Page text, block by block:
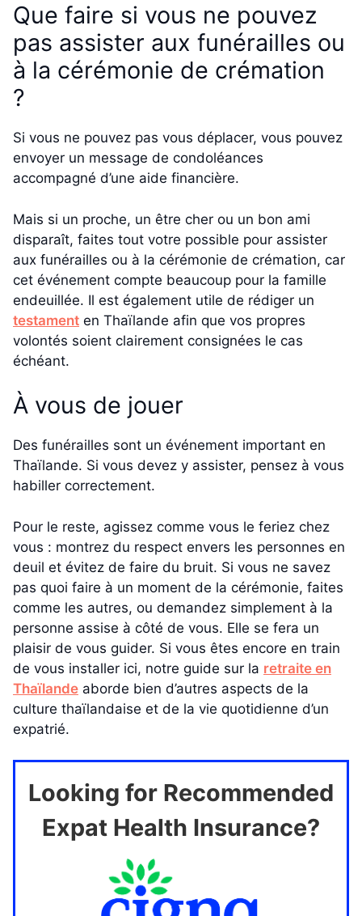
Que faire si vous ne pouvez
pas assister aux funérailles ou
à la cérémonie de crémation
?
Si vous ne pouvez pas vous déplacer, vous pouvez
envoyer un message de condoléances
accompagné d’une aide financière.
Mais si un proche, un être cher ou un bon ami
disparaît, faites tout votre possible pour assister
aux funérailles ou à la cérémonie de crémation, car
cet événement compte beaucoup pour la famille
endeuillée. Il est également utile de rédiger un
testament en Thaïlande afin que vos propres
volontés soient clairement consignées le cas
échéant.
À vous de jouer
Des funérailles sont un événement important en
Thaïlande. Si vous devez y assister, pensez à vous
habiller correctement.
Pour le reste, agissez comme vous le feriez chez
vous : montrez du respect envers les personnes en
deuil et évitez de faire du bruit. Si vous ne savez
pas quoi faire à un moment de la cérémonie, faites
comme les autres, ou demandez simplement à la
personne assise à côté de vous. Elle se fera un
plaisir de vous guider. Si vous êtes encore en train
de vous installer ici, notre guide sur la retraite en
Thaïlande aborde bien d’autres aspects de la
culture thaïlandaise et de la vie quotidienne d’un
expatrié.
Looking for Recommended
Expat Health Insurance?